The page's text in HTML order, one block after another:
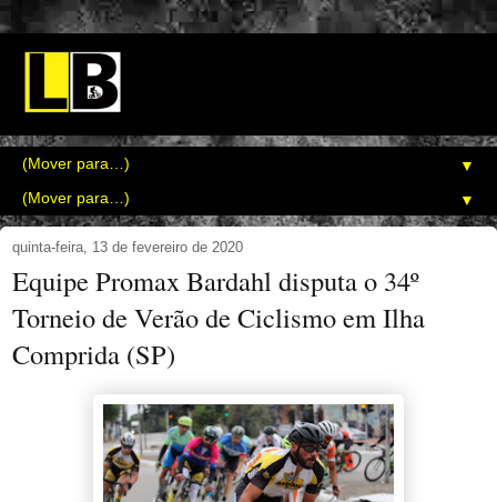
▼
▼
quinta-feira, 13 de fevereiro de 2020
Equipe Promax Bardahl disputa o 34º
Torneio de Verão de Ciclismo em Ilha
Comprida (SP)